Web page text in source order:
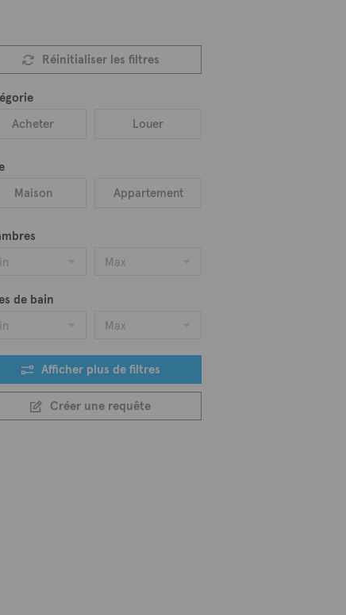
Réinitialiser les filtres
Acheter
Louer
Maison
Appartement
Max
de bain
Max
Afficher plus de filtres
Créer une requête